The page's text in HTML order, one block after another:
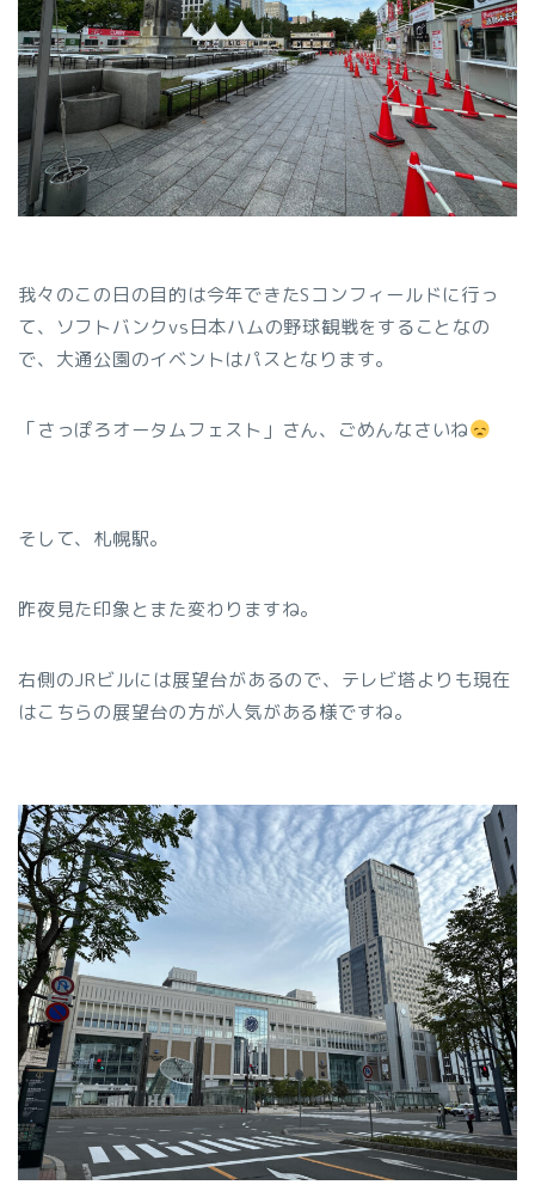
我々のこの日の目的は今年できたSコンフィールドに行っ
て、ソフトバンクvs日本ハムの野球観戦をすることなの
で、大通公園のイベントはパスとなります。
「さっぽろオータムフェスト」さん、ごめんなさいね
そして、札幌駅。
昨夜見た印象とまた変わりますね。
右側のJRビルには展望台があるので、テレビ塔よりも現在
はこちらの展望台の方が人気がある様ですね。